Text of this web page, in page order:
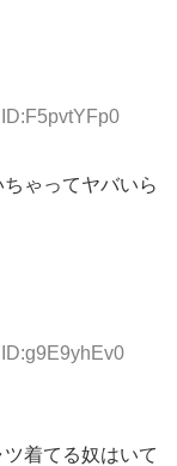
ゃってヤバいら
着てる奴はいて